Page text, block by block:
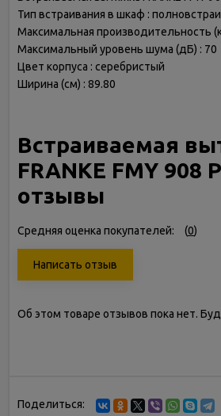
Тип встраивания в шкаф :
Максимальная производительность
Максимальный уровень шума (дБ) : 70
Цвет корпуса : серебристый
Ширина (см) : 89.80
Встраиваемая
FRANKE FMY 908
отзывы
Средняя оценка покупателей: (0)
Написать отзыв
Об этом товаре отзывов пока нет.
Поделиться: